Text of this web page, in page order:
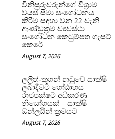
විනිසුරුවරුන්ගේ විශ්‍රාම
වයස් සීමා සංශෝධනය
කිරීම සඳහා වන 22 වැනි
ආණ්ඩුක්‍රම ව්‍යවස්ථා
සංශෝධන කෙටුම්පත ගැසට්
කෙරේ
August 7, 2026
ලලිත්-කූගන් නඩුවේ සාක්ෂි
ලබාදීමට ගෝඨාභය
රාජපක්ෂට අධිකරණ
නියෝගයක් – සාක්ෂි
ඔන්ලයින් ක්‍රමයට
August 7, 2026